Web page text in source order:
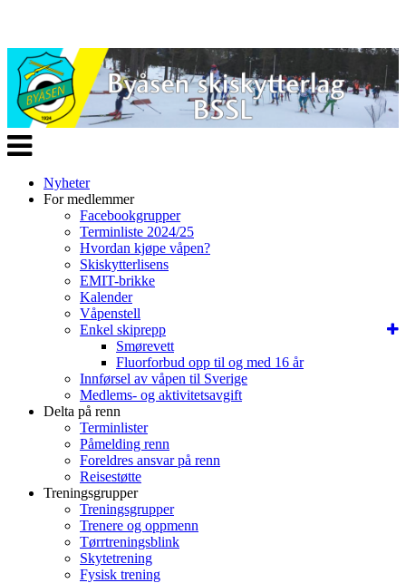
Veksle
navigasjon
Nyheter
For medlemmer
Facebookgrupper
Terminliste 2024/25
Hvordan kjøpe våpen?
Skiskytterlisens
EMIT-brikke
Kalender
Våpenstell
Enkel skiprepp
Smørevett
Fluorforbud opp til og med 16 år
Innførsel av våpen til Sverige
Medlems- og aktivitetsavgift
Delta på renn
Terminlister
Påmelding renn
Foreldres ansvar på renn
Reisestøtte
Treningsgrupper
Treningsgrupper
Trenere og oppmenn
Tørrtreningsblink
Skytetrening
Fysisk trening